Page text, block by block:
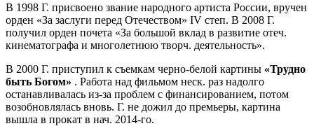
В 1998 Г. присвоено звание народного артиста России, вручен
орден «За заслуги перед Отечеством» IV степ. В 2008 Г.
получил орден почета «За большой вклад в развитие отеч.
кинематографа и многолетнюю творч. деятельность».
В 2000 Г. приступил к съемкам черно-белой картины «Трудно
быть Богом» . Работа над фильмом неск. раз надолго
останавливалась из-за проблем с финансированием, потом
возобновлялась вновь. Г. не дожил до премьеры, картина
вышла в прокат в нач. 2014-го.